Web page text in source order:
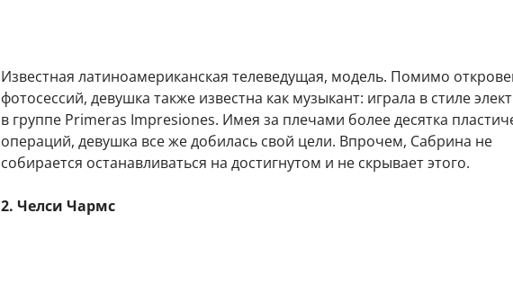
Известная латиноамериканская телеведущая, модель. Помимо
фотосессий, девушка также известна как музыкант: играла в стиле
в группе Primeras Impresiones. Имея за плечами более десятка
операций, девушка все же добилась свой цели. Впрочем, Сабрина не
собирается останавливаться на достигнутом и не скрывает этого.
2. Челси Чармс